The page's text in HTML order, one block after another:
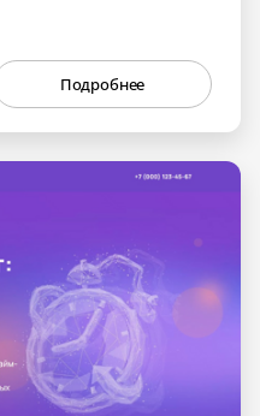
Подробнее